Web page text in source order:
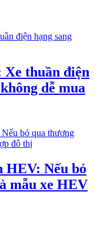
thuần điện
dễ mua
HEV: Nếu bỏ
mẫu xe HEV